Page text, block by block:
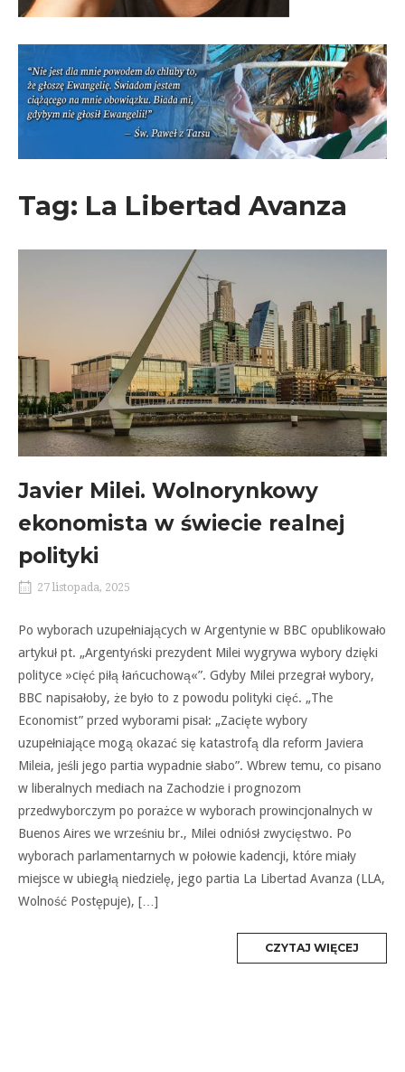
Tag: La Libertad Avanza
Javier Milei. Wolnorynkowy
ekonomista w świecie realnej
polityki
27 listopada, 2025
Po wyborach uzupełniających w Argentynie w BBC opublikowało
artykuł pt. „Argentyński prezydent Milei wygrywa wybory dzięki
polityce »cięć piłą łańcuchową«”. Gdyby Milei przegrał wybory,
BBC napisałoby, że było to z powodu polityki cięć. „The
Economist” przed wyborami pisał: „Zacięte wybory
uzupełniające mogą okazać się katastrofą dla reform Javiera
Mileia, jeśli jego partia wypadnie słabo”. Wbrew temu, co pisano
w liberalnych mediach na Zachodzie i prognozom
przedwyborczym po porażce w wyborach prowincjonalnych w
Buenos Aires we wrześniu br., Milei odniósł zwycięstwo. Po
wyborach parlamentarnych w połowie kadencji, które miały
miejsce w ubiegłą niedzielę, jego partia La Libertad Avanza (LLA,
Wolność Postępuje), […]
CZYTAJ WIĘCEJ